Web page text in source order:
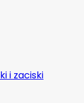
i zaciski